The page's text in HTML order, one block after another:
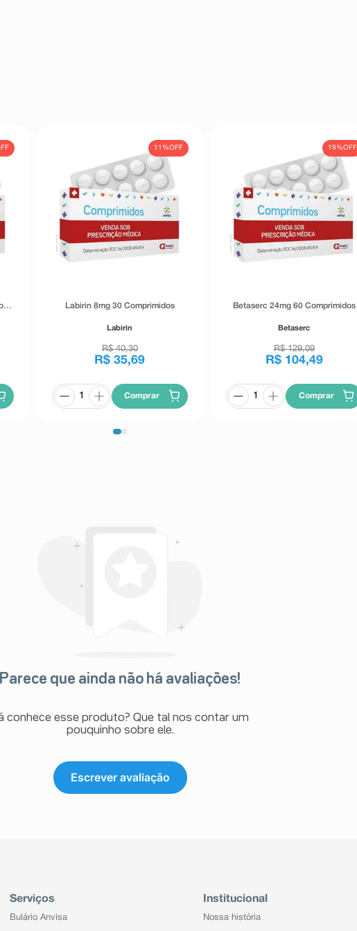
11%OFF
Labirin 8mg 30 Comprimidos
Labirin
R$ 40,30
R$ 35,69
Comprar
19%OFF
Betaserc 24mg 60 Comprimidos
Betaserc
R$ 129,09
R$ 104,49
Comprar
Parece que ainda não há avaliações!
conhece esse produto? Que tal nos contar um
pouquinho sobre ele.
Escrever avaliação
Serviços
Bulário Anvisa
Institucional
Nossa história